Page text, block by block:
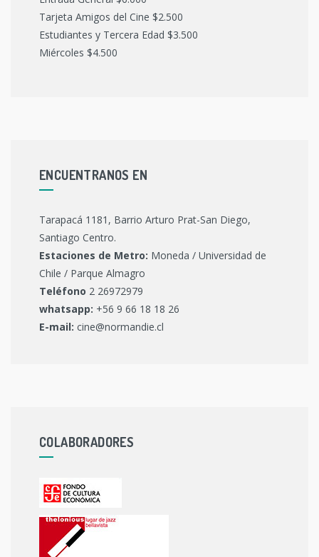
Tarjeta Amigos del Cine $2.500
Estudiantes y Tercera Edad $3.500
Miércoles $4.500
ENCUENTRANOS EN
Tarapacá 1181, Barrio Arturo Prat-San Diego,
Santiago Centro.
Estaciones de Metro: Moneda / Universidad de
Chile / Parque Almagro
Teléfono 2 26972979
whatsapp: +56 9 66 18 18 26
E-mail: cine@normandie.cl
COLABORADORES